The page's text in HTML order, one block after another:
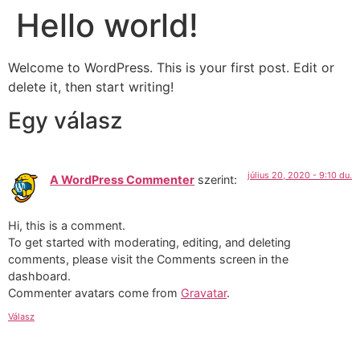
SkipHello world!
Welcome to WordPress. This is your first post. Edit or
delete it, then start writing!
Egy válasz
A WordPress Commenter szerint: július 20, 2020 - 9:10 du.
Hi, this is a comment.
To get started with moderating, editing, and deleting
comments, please visit the Comments screen in the
dashboard.
Commenter avatars come from Gravatar.
Válasz